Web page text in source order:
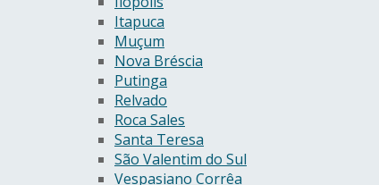
Itapuca
Muçum
Nova Bréscia
Putinga
Relvado
Roca Sales
Santa Teresa
São Valentim do Sul
Vespasiano Corrêa